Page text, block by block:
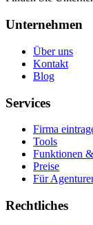
Unternehmen
Über uns
Kontakt
Blog
Services
Firma
Tools
Funktionen
Preise
Für
Rechtliches